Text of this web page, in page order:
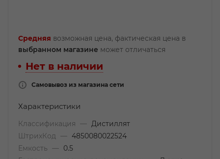
Средняя возможная цена, фактическая цена в
выбранном магазине может отличаться
Нет в наличии
Самовывоз из магазина сети
Характеристики
Классификация —
Дистиллят
ШтрихКод
— 4850080022524
Емкость
—
0.5